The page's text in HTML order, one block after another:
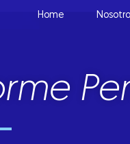
Home